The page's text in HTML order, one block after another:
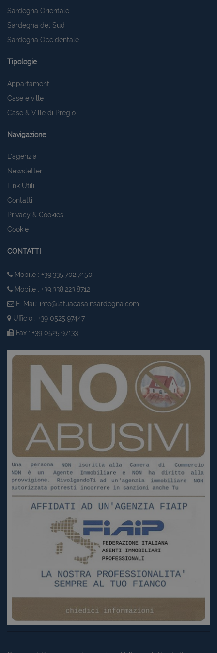
Sardegna Orientale
Sardegna del Sud
Sardegna Occidentale
Tipologie
Appartamenti
Case e ville
Case & Ville di Pregio
Navigazione
L'agenzia
Newsletter
Link Utili
Contatti
Privacy & Cookies
Cookie
CONTATTI
Mobile : +39.335.702.7450
Mobile : +39.338.223.8712
E-Mail: info@latuacasainsardegna.com
Ufficio : +39 0525.97447
Fax : +39 0525.97133